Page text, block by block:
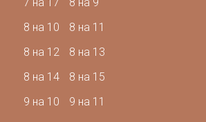
8 на 10
8 на 11
8 на 12
8 на 13
8 на 14
8 на 15
9 на 10
9 на 11